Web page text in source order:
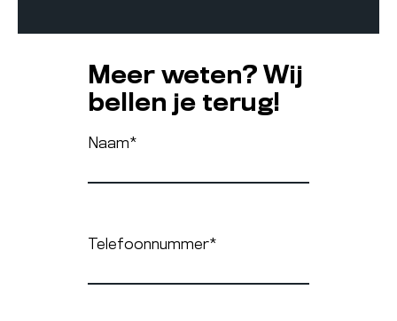
Meer weten? Wij
bellen je terug!
Naam*
Telefoonnummer*